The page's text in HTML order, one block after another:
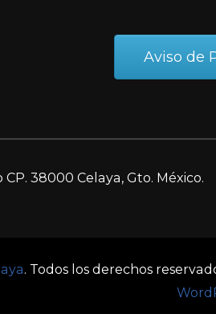
Aviso de
38000 Celaya, Gto. México.
. Todos los derechos